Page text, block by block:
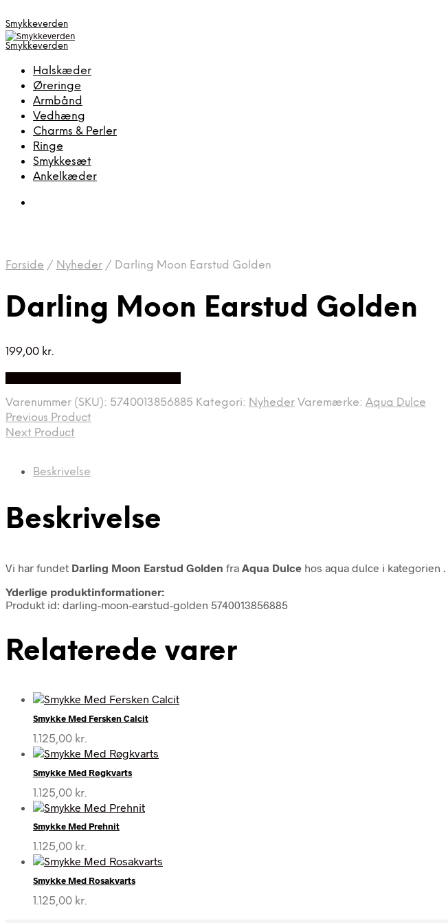
Smykkeverden
Smykkeverden
Halskæder
Øreringe
Armbånd
Vedhæng
Charms & Perler
Ringe
Smykkesæt
Ankelkæder
Forside / Nyheder / Darling Moon Earstud Golden
Darling Moon Earstud Golden
199,00 kr.
Varenummer (SKU): 5740013856885 Kategori: Nyheder Varemærke: Aqua Dulce
Previous Product
Next Product
Beskrivelse
Beskrivelse
Vi har fundet Darling Moon Earstud Golden fra Aqua Dulce hos aqua dulce i kategorien
Yderlige produktinformationer:
Produkt id: darling-moon-earstud-golden 5740013856885
Relaterede varer
Smykke Med Fersken Calcit
1.125,00 kr.
Smykke Med Røgkvarts
1.125,00 kr.
Smykke Med Prehnit
1.125,00 kr.
Smykke Med Rosakvarts
1.125,00 kr.